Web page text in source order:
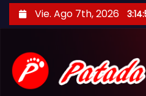
Vie. Ago 7th, 2026